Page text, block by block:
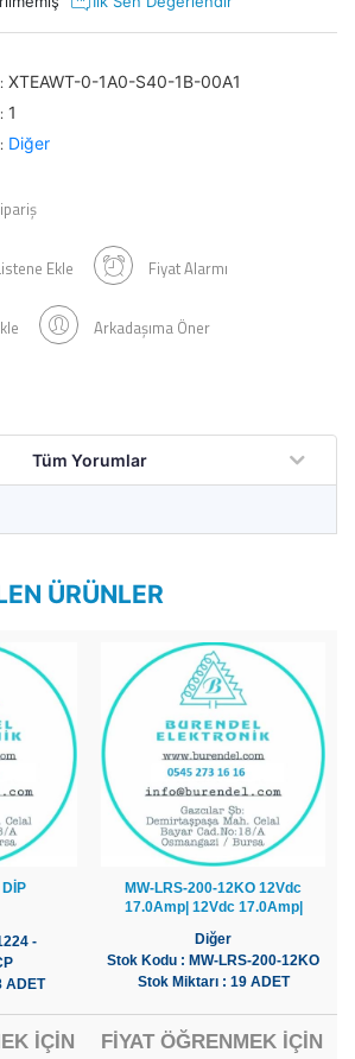
: XTEAWT-0-1A0-S40-1B-00A1
: 1
: Diğer
Ekle Fiyat Alarmı
Arkadaşıma Öner
Tüm Yorumlar
ÜRÜNLER
-
ADET
İÇİN
MW-LRS-200-12KO 12Vdc
17.0Amp| 12Vdc 17.0Amp|
Diğer
Stok Kodu : MW-LRS-200-12KO
Stok Miktarı : 19 ADET
FİYAT ÖĞRENMEK İÇİN